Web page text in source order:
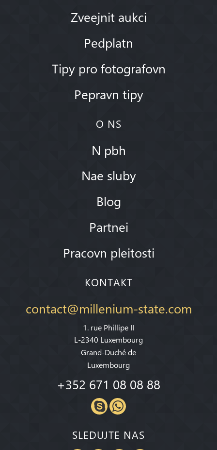
Zveejnit aukci
Pedplatn
Tipy pro fotografovn
Pepravn tipy
O NS
N pbh
Nae sluby
Blog
Partnei
Pracovn pleitosti
KONTAKT
contact@millenium-state.com
1. rue Phillipe II
L-2340 Luxembourg
Grand-Duché de
Luxembourg
+352 671 08 08 88
SLEDUJTE NAS